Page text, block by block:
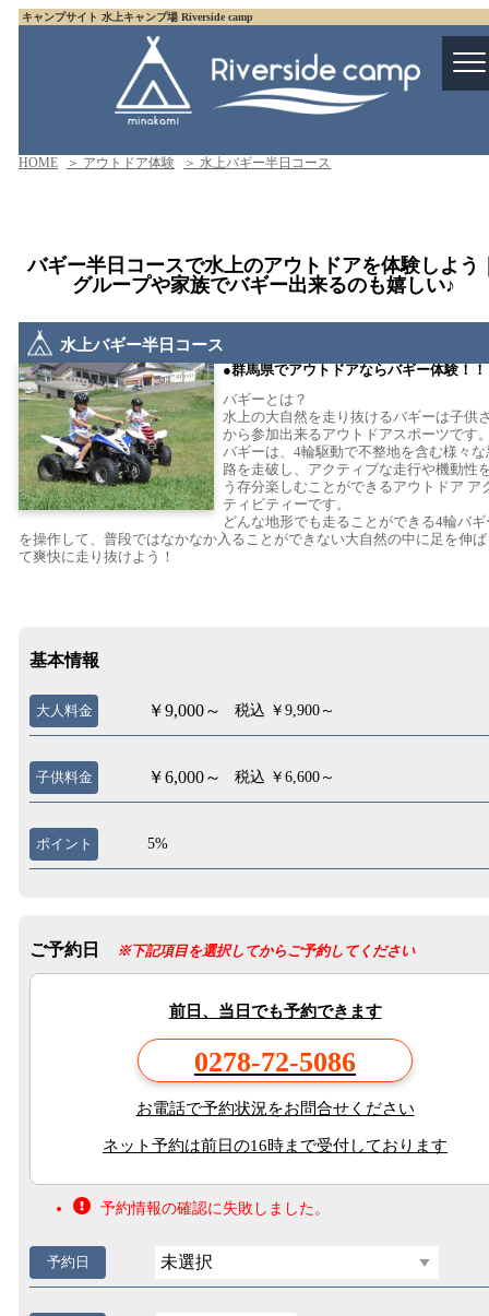
キャンプサイト 水上キャンプ場 Riverside camp
HOME ＞ アウトドア体験 ＞ 水上バギー半日コース
バギー半日コースで水上のアウトドアを体験しよう
グループや家族でバギー出来るのも嬉しい♪
水上バギー半日コース
群馬県でアウトドアならバギー体験！！
バギーとは？
水上の大自然を走り抜けるバギーは子供
から参加出来るアウトドアスポーツです
バギーは、4輪駆動で不整地を含む様々な
路を走破し、アクティブな走行や機動性
う存分楽しむことができるアウトドア ア
ティビティーです。
どんな地形でも走ることができる4輪バギ
を操作して、普段ではなかなか入ることができない大自然の中に足を伸
て爽快に走り抜けよう！
基本情報
大人料金 ￥9,000～ 税込 ￥9,900～
子供料金 ￥6,000～ 税込 ￥6,600～
ポイント 5%
ご予約日 ※下記項目を選択してからご予約してください
前日、当日でも予約できます
0278-72-5086
お電話で予約状況をお問合せください
ネット予約は前日の16時まで受付しております
予約情報の確認に失敗しました。
予約日 未選択